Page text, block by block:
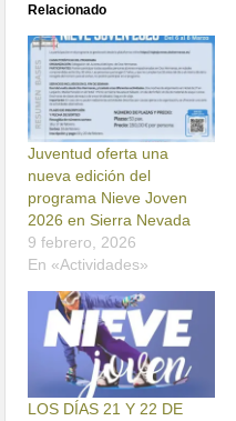
Relacionado
Juventud oferta una
nueva edición del
programa Nieve Joven
2026 en Sierra Nevada
9 febrero, 2026
En «Actividades»
LOS DÍAS 21 Y 22 DE